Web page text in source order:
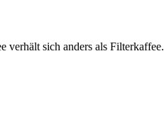
verhält sich anders als Filterkaffee.